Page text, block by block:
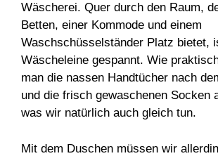
Wäscherei. Quer durch den Raum,
Betten, einer Kommode und einem
Waschschüsselständer Platz bietet,
Wäscheleine gespannt. Wie
man die nassen Handtücher nach
und die frisch gewaschenen Socken
was wir natürlich auch gleich tun.
Mit dem Duschen müssen wir